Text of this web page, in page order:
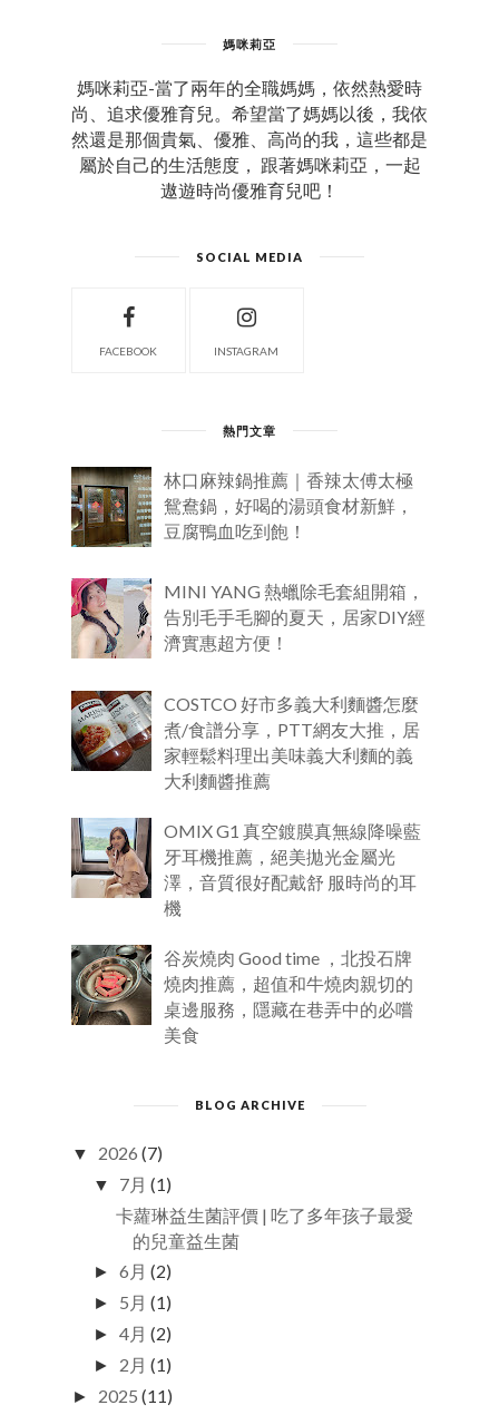
媽咪莉亞
媽咪莉亞-當了兩年的全職媽媽，依然熱愛時
尚、追求優雅育兒。希望當了媽媽以後，我依
然還是那個貴氣、優雅、高尚的我，這些都是
屬於自己的生活態度， 跟著媽咪莉亞，一起
遨遊時尚優雅育兒吧！
SOCIAL MEDIA
FACEBOOK INSTAGRAM
熱門文章
林口麻辣鍋推薦｜香辣太傅太極
鴛鴦鍋，好喝的湯頭食材新鮮，
豆腐鴨血吃到飽！
MINI YANG 熱蠟除毛套組開箱，
告別毛手毛腳的夏天，居家DIY經
濟實惠超方便！
COSTCO 好市多義大利麵醬怎麼
煮/食譜分享，PTT網友大推，居
家輕鬆料理出美味義大利麵的義
大利麵醬推薦
OMIX G1 真空鍍膜真無線降噪藍
牙耳機推薦，絕美拋光金屬光
澤，音質很好配戴舒 服時尚的耳
機
谷炭燒肉 Good time ，北投石牌
燒肉推薦，超值和牛燒肉親切的
桌邊服務，隱藏在巷弄中的必嚐
美食
BLOG ARCHIVE
▼ 2026 (7)
▼ 7月 (1)
卡蘿琳益生菌評價 | 吃了多年孩子最愛
的兒童益生菌
►6月 (2)
► 5月 (1)
►4月 (2)
► 2月 (1)
► 2025 (11)